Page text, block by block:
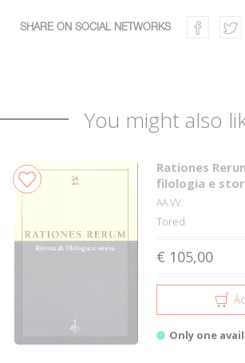
SHARE ON SOCIAL NETWORKS
You might also
Rationes
filologia e
AA.VV.
Tored
€ 105,00
Only one